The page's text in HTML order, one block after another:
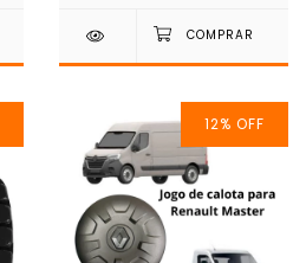
12% OFF